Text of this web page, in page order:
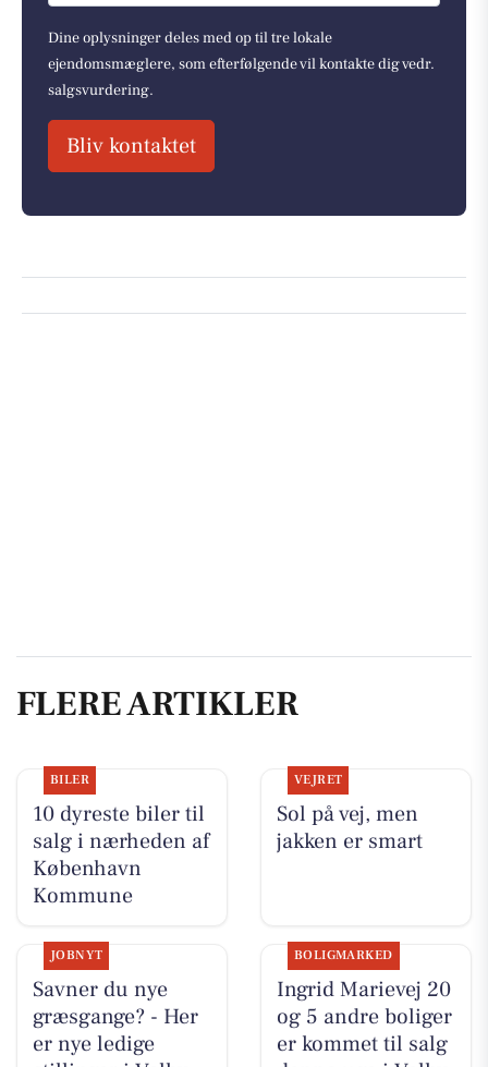
Dine oplysninger deles med op til tre lokale
ejendomsmæglere, som efterfølgende vil kontakte dig vedr.
salgsvurdering.
Bliv kontaktet
FLERE ARTIKLER
BILER
10 dyreste biler til
salg i nærheden af
København
Kommune
VEJRET
Sol på vej, men
jakken er smart
JOBNYT
Savner du nye
græsgange? - Her
er nye ledige
BOLIGMARKED
Ingrid Marievej 20
og 5 andre boliger
er kommet til salg